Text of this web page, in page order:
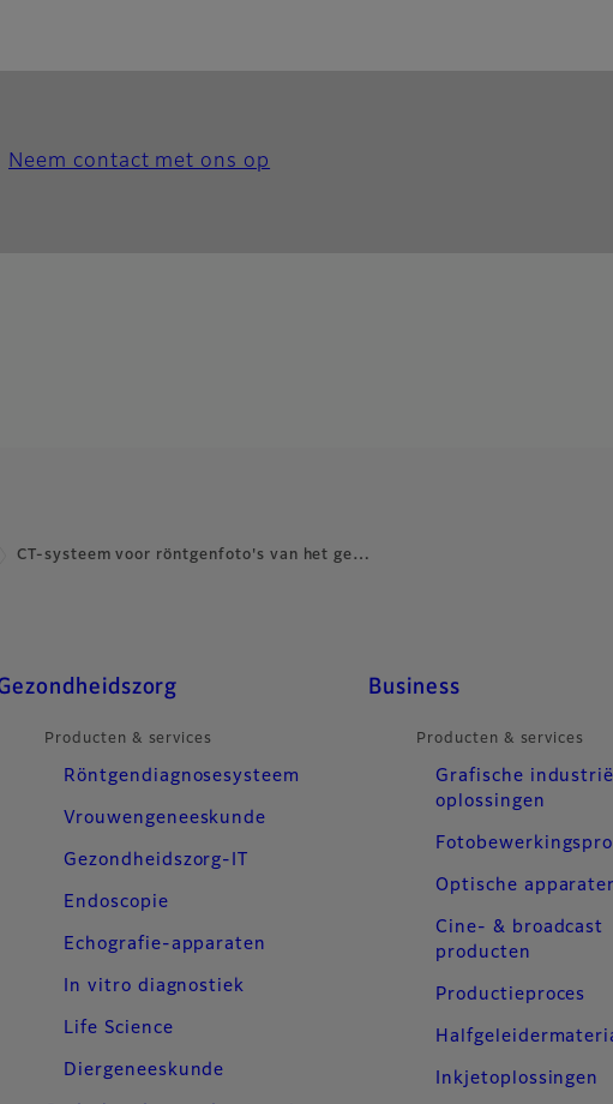
Neem contact met ons op
CT-systeem voor röntgenfoto's van het ge…
Producten & services
Röntgendiagnosesysteem
Vrouwengeneeskunde
Gezondheidszorg-IT
Endoscopie
Echografie-apparaten
In vitro diagnostiek
Life Science
Diergeneeskunde
Business
Producten & services
Grafische
oplossingen
Optische
Cine- & broadcast
producten
Productieproces
Inkjetoplossingen